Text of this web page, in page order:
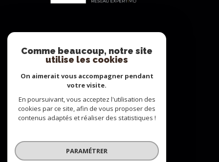
Adhérents
Traduction powered by Google
Comme beaucoup, notre site
utilise les cookies
On aimerait vous accompagner pendant
votre visite.
En poursuivant, vous acceptez l'utilisation des
cookies par ce site, afin de vous proposer des
contenus adaptés et réaliser des statistiques !
PARAMÉTRER